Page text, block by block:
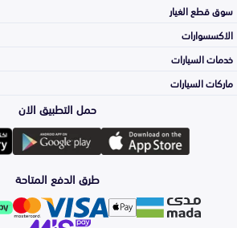
سوق قطع الغيار
المكائن، القيرات
وملحقاتها
الشمعات
والاصطبات (الاضاءة)
الاكسسوارات
لوازم الرحلات
اكسسوارات العناية
خدمات السيارات
الأكثر مبيعاً
ماركات السيارات
تويوتا
هيونداي
حمل التطبيق الان
طرق الدفع المتاحة